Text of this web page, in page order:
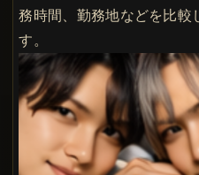
務時間、勤務地などを比較
す。